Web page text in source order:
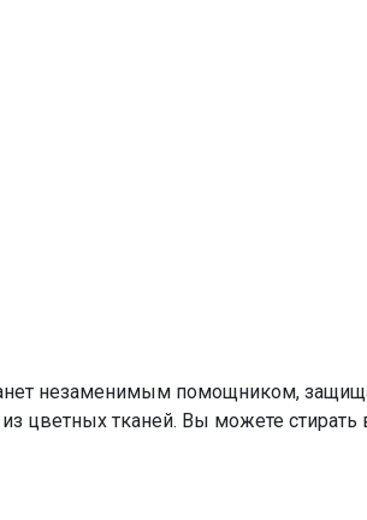
незаменимым помощником,
цветных тканей. Вы можете